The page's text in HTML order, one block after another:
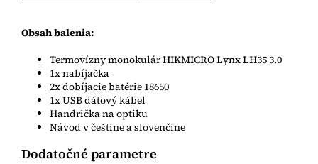
Obsah balenia:
Termovízny monokulár HIKMICRO Lynx LH35 3.0
1x nabíjačka
2x dobíjacie batérie 18650
1x USB dátový kábel
Handrička na optiku
Návod v češtine a slovenčine
Dodatočné parametre